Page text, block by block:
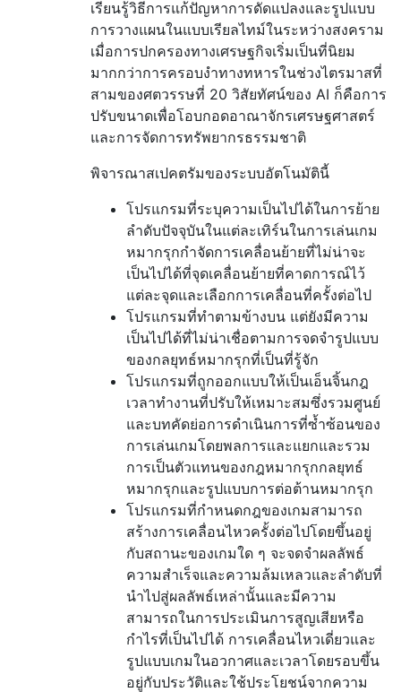
เรียนรู้วิธีการแก้ปัญหาการดัดแปลงและรูปแบบ
การวางแผนในแบบเรียลไทม์ในระหว่างสงคราม
เมื่อการปกครองทางเศรษฐกิจเริ่มเป็นที่นิยม
มากกว่าการครอบงำทางทหารในช่วงไตรมาสที่
สามของศตวรรษที่ 20 วิสัยทัศน์ของ AI ก็คือการ
ปรับขนาดเพื่อโอบกอดอาณาจักรเศรษฐศาสตร์
และการจัดการทรัพยากรธรรมชาติ
พิจารณาสเปคตรัมของระบบอัตโนมัตินี้
โปรแกรมที่ระบุความเป็นไปได้ในการย้าย
ลำดับปัจจุบันในแต่ละเทิร์นในการเล่นเกม
หมากรุกกำจัดการเคลื่อนย้ายที่ไม่น่าจะ
เป็นไปได้ที่จุดเคลื่อนย้ายที่คาดการณ์ไว้
แต่ละจุดและเลือกการเคลื่อนที่ครั้งต่อไป
โปรแกรมที่ทำตามข้างบน แต่ยังมีความ
เป็นไปได้ที่ไม่น่าเชื่อตามการจดจำรูปแบบ
ของกลยุทธ์หมากรุกที่เป็นที่รู้จัก
โปรแกรมที่ถูกออกแบบให้เป็นเอ็นจิ้นกฎ
เวลาทำงานที่ปรับให้เหมาะสมซึ่งรวมศูนย์
และบทคัดย่อการดำเนินการที่ซ้ำซ้อนของ
การเล่นเกมโดยพลการและแยกและรวม
การเป็นตัวแทนของกฎหมากรุกกลยุทธ์
หมากรุกและรูปแบบการต่อต้านหมากรุก
โปรแกรมที่กำหนดกฎของเกมสามารถ
สร้างการเคลื่อนไหวครั้งต่อไปโดยขึ้นอยู่
กับสถานะของเกมใด ๆ จะจดจำผลลัพธ์
ความสำเร็จและความล้มเหลวและลำดับที่
นำไปสู่ผลลัพธ์เหล่านั้นและมีความ
สามารถในการประเมินการสูญเสียหรือ
กำไรที่เป็นไปได้ การเคลื่อนไหวเดี่ยวและ
รูปแบบเกมในอวกาศและเวลาโดยรอบขึ้น
อยู่กับประวัติและใช้ประโยชน์จากความ